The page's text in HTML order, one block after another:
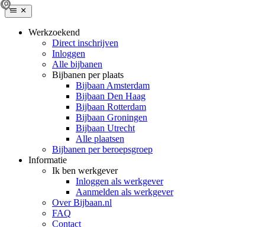
Werkzoekend
Direct inschrijven
Inloggen
Alle bijbanen
Bijbanen per plaats
Bijbaan Amsterdam
Bijbaan Den Haag
Bijbaan Rotterdam
Bijbaan Groningen
Bijbaan Utrecht
Alle plaatsen
Bijbanen per beroepsgroep
Informatie
Ik ben werkgever
Inloggen als werkgever
Aanmelden als werkgever
Over Bijbaan.nl
FAQ
Contact